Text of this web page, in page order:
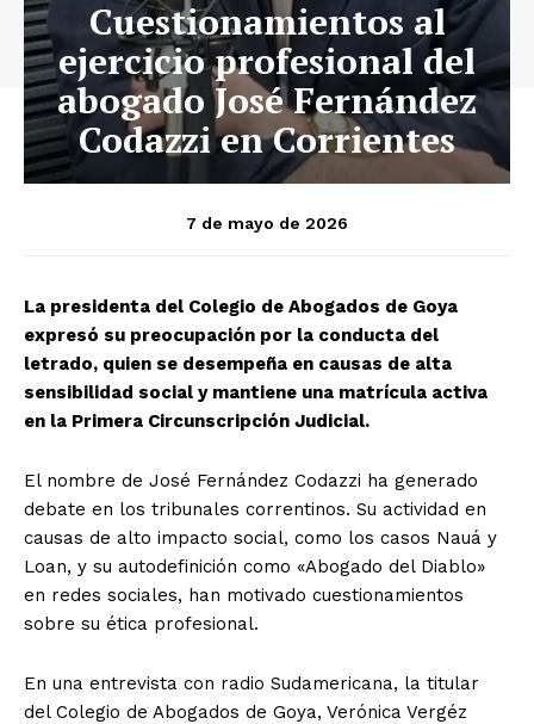
Cuestionamientos al
ejercicio profesional del
abogado José Fernández
Codazzi en Corrientes
7 de mayo de 2026
La presidenta del Colegio de Abogados de Goya
expresó su preocupación por la conducta del
letrado, quien se desempeña en causas de alta
sensibilidad social y mantiene una matrícula activa
en la Primera Circunscripción Judicial.
El nombre de José Fernández Codazzi ha generado
debate en los tribunales correntinos. Su actividad en
causas de alto impacto social, como los casos Nauá y
Loan, y su autodefinición como «Abogado del Diablo»
en redes sociales, han motivado cuestionamientos
sobre su ética profesional.
En una entrevista con radio Sudamericana, la titular
del Colegio de Abogados de Goya, Verónica Vergéz